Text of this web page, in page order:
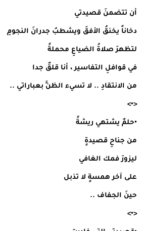
أن تتضمنَ قصيدتي
دخاناً يخنقُ الأفقَ ويشطبُ جدرانَ النجومِ
لتظهرَ صلاةُ الضياعِ محملةً
في قوافلِ التفاسير ، أنا قلقٌ جدا
من الانتقادِ .. لا تسيء الظنَّ بعباراتي ..
<•>
•حلمٌ يشتهي ريشةً
من جناحِ قصيدةٍ
ليزورَ فمك الغافي
على آخر همسةٍ لا تذبل
حينَ الجفاف ..
<•>